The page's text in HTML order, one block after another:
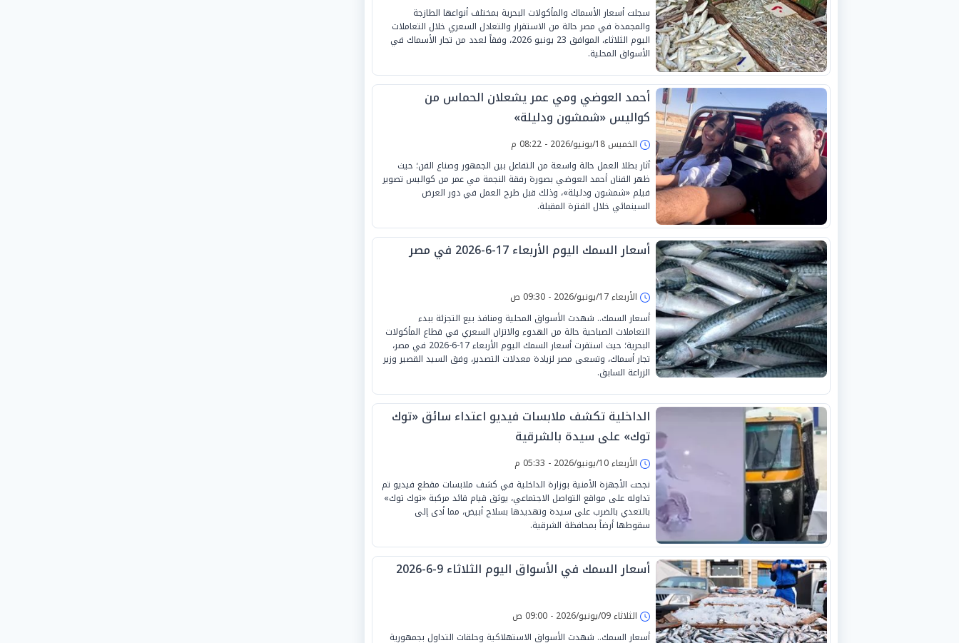
سجلت أسعار الأسماك والمأكولات البحرية بمختلف أنواعها الطازجة
والمجمدة في مصر حالة من الاستقرار والتعادل السعري خلال التعاملات
اليوم الثلاثاء، الموافق 23 يونيو 2026، وفقاً لعدد من تجار الأسماك في
الأسواق المحلية.
أحمد العوضي ومي عمر يشعلان الحماس من
كواليس «شمشون ودليلة»
الخميس 18/يونيو/2026 - 08:22 م
أثار بطلا العمل حالة واسعة من التفاعل بين الجمهور وصناع الفن؛ حيث
ظهر الفنان أحمد العوضي بصورة رفقة النجمة مي عمر من كواليس تصوير
فيلم «شمشون ودليلة»، وذلك قبل طرح العمل في دور العرض
السينمائي خلال الفترة المقبلة.
أسعار السمك اليوم الأربعاء 17-6-2026 في مصر
الأربعاء 17/يونيو/2026 - 09:30 ص
أسعار السمك.. شهدت الأسواق المحلية ومنافذ بيع التجزئة ببدء
التعاملات الصباحية حالة من الهدوء والاتزان السعري في قطاع المأكولات
البحرية؛ حيث استقرت أسعار السمك اليوم الأربعاء 17-6-2026 في مصر،
تجار أسماك، وتسعى مصر لزيادة معدلات التصدير، وفق السيد القصير وزير
الزراعة السابق.
الداخلية تكشف ملابسات فيديو اعتداء سائق «توك
توك» على سيدة بالشرقية
الأربعاء 10/يونيو/2026 - 05:33 م
نجحت الأجهزة الأمنية بوزارة الداخلية في كشف ملابسات مقطع فيديو تم
تداوله على مواقع التواصل الاجتماعي، يوثق قيام قائد مركبة «توك توك»
بالتعدي بالضرب على سيدة وتهديدها بسلاح أبيض، مما أدى إلى
سقوطها أرضاً بمحافظة الشرقية.
أسعار السمك في الأسواق اليوم الثلاثاء 9-6-2026
الثلاثاء 09/يونيو/2026 - 09:00 ص
أسعار السمك.. شهدت الأسواق الاستهلاكية وحلقات التداول بجمهورية